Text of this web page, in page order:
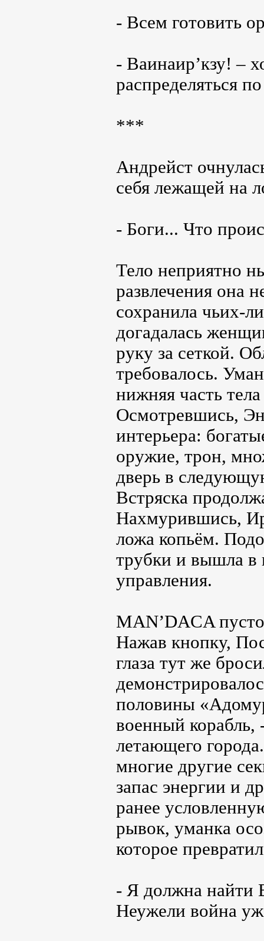
- Всем готовить
- Ваинаир’кзу! –
распределяться
***
Андрейст
себя лежащей на
- Боги... Что
Тело неприятно
развлечения она
сохранила чьих-
догадалась
руку за сеткой.
требовалось.
нижняя часть
Осмотревшись,
интерьера:
оружие, трон,
дверь в
Встряска
Нахмурившись,
ложа копьём.
трубки и вышла в
управления.
MAN’DACA
Нажав кнопку,
глаза тут же
половины
военный корабль,
летающего
многие другие
запас энергии и
ранее
рывок, уманка
которое
- Я должна найти
Неужели война